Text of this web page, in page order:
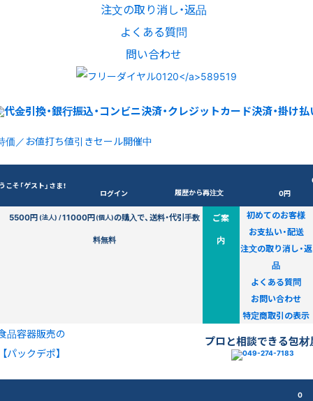
注文の取り消し・返品
よくある質問
問い合わせ
価／お値打ち値引きセール開催中
こそ「ゲスト」さま！
ログイン 履歴から再注文
0円
5500円(法人) /11000円(個人)の購入で、送料・代引手数
料無料
ご案
内
初めてのお客様
お支払い・配送
注文の取り消し・返
品
よくある質問
お問い合わせ
特定商取引の表示
品容器販売の
【パックデポ】
プロと相談できる包材
0